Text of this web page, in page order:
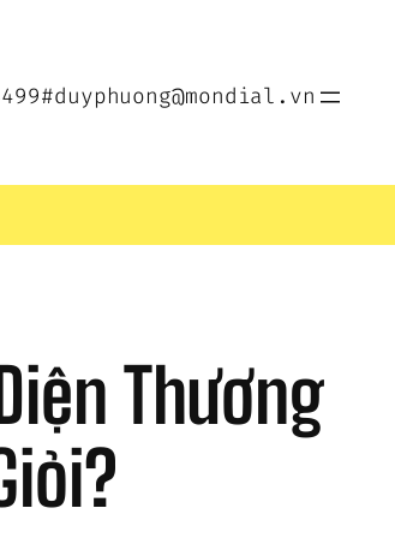
#duyphuong@mondial.vn
Thương